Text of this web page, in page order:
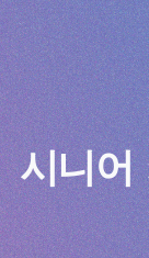
시니